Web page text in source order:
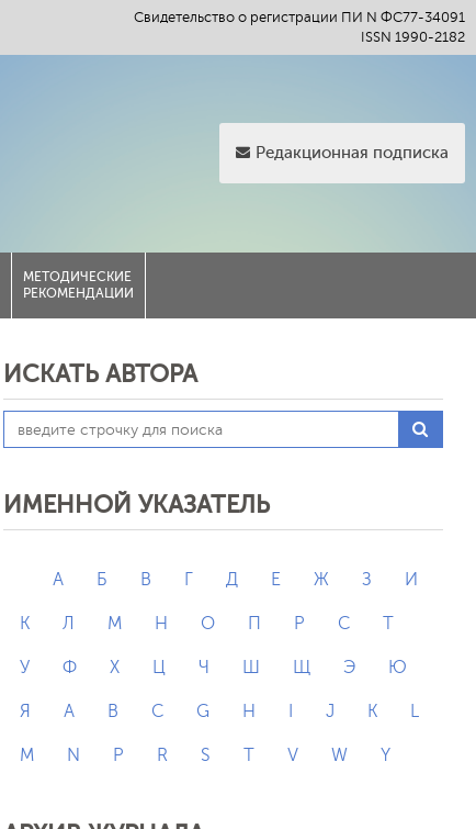
Свидетельство о регистрации ПИ N ФС77-34091
ISSN 1990-2182
Редакционная подписка
МЕТОДИЧЕСКИЕ
РЕКОМЕНДАЦИИ
ИСКАТЬ АВТОРА
ИМЕННОЙ УКАЗАТЕЛЬ
А Б В Г Д Е Ж З И
К Л М Н О П Р С Т
У Ф Х Ц Ч Ш Щ Э Ю
Я A B C G H J K L
M N P R S T V W Y